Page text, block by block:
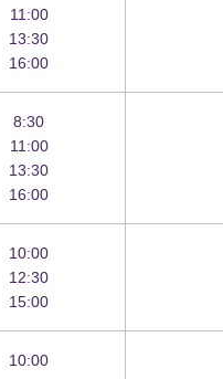
11:00
13:30
16:00
8:30
11:00
13:30
16:00
10:00
12:30
15:00
10:00